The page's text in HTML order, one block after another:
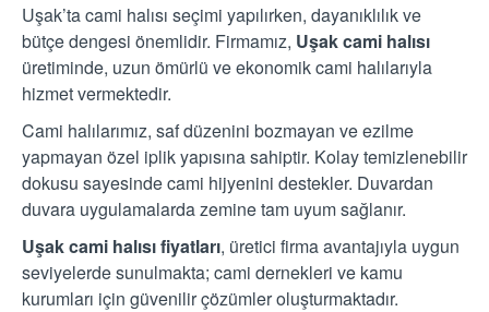
Uşak’ta cami halısı seçimi yapılırken, dayanıklılık ve
bütçe dengesi önemlidir. Firmamız, Uşak cami halısı
üretiminde, uzun ömürlü ve ekonomik cami halılarıyla
hizmet vermektedir.
Cami halılarımız, saf düzenini bozmayan ve ezilme
yapmayan özel iplik yapısına sahiptir. Kolay temizlenebilir
dokusu sayesinde cami hijyenini destekler. Duvardan
duvara uygulamalarda zemine tam uyum sağlanır.
Uşak cami halısı fiyatları, üretici firma avantajıyla uygun
seviyelerde sunulmakta; cami dernekleri ve kamu
kurumları için güvenilir çözümler oluşturmaktadır.